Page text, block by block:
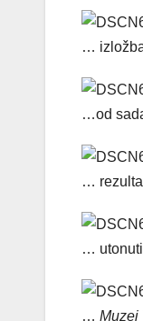
…
…od
…
…
… Muzej